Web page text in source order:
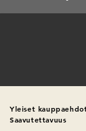
Yleiset
Saavutettavuus